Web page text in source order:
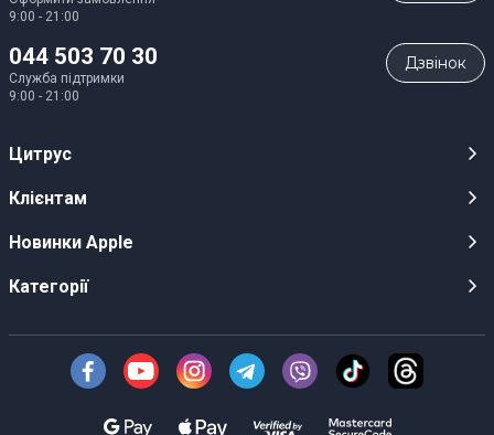
9:00 - 21:00
044 503 70 30
Служба підтримки
9:00 - 21:00
Дзвiнок
Цитрус
Кар’єра
Оптовим клієнтам
Про Компанію
Клієнтам
Публічні оферти
Інструкції та прошивки
Доставка
Новинки Apple
iPhone 17
iPhone Air
Категорії
Техніка Apple
Смартфони
Техніка для кухні